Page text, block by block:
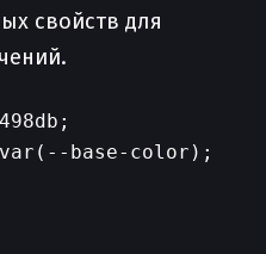
свойств для
base-color);